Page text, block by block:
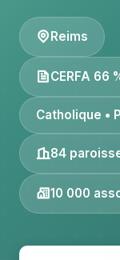
Reims
CERFA 66
Catholique •
84
10 000